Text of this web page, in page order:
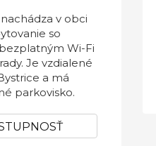
v obci
so
Wi-Fi
Je vzdialené
a má
parkovisko.